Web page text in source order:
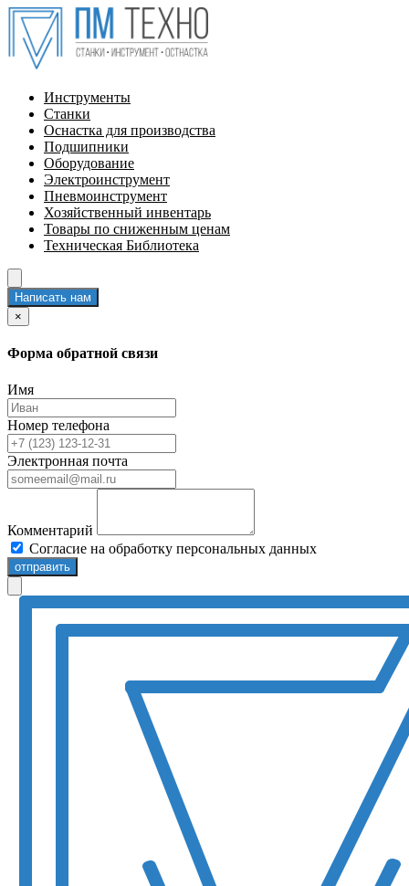
Инструменты
Станки
Оснастка для производства
Подшипники
Оборудование
Электроинструмент
Пневмоинструмент
Хозяйственный инвентарь
Товары по сниженным ценам
Техническая Библиотека
Написать нам
×
Форма обратной связи
Имя
Номер телефона
Электронная почта
Комментарий
Согласие на обработку персональных данных
отправить